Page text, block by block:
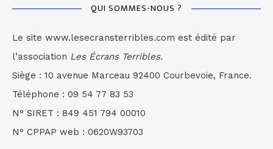
QUI SOMMES-NOUS ?
Le site www.lesecransterribles.com est édité par
l’association Les Écrans Terribles.
Siège : 10 avenue Marceau 92400 Courbevoie, France.
Téléphone : 09 54 77 83 53
N° SIRET : 849 451 794 00010
N° CPPAP web : 0620W93703